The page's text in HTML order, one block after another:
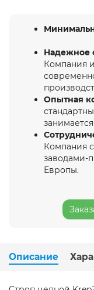
Надежное
Компания
Опытная
Компания
заводами-
Европы.
Описание